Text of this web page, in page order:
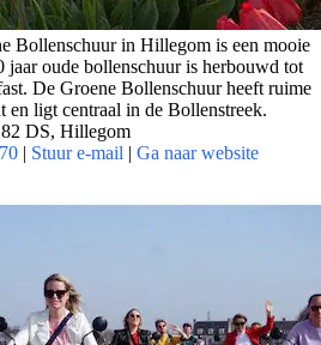
Bollenschuur in Hillegom is een mooie
jaar oude bollenschuur is herbouwd tot
De Groene Bollenschuur heeft ruime
en ligt centraal in de Bollenstreek.
DS, Hillegom
| Stuur e-mail | Ga naar website